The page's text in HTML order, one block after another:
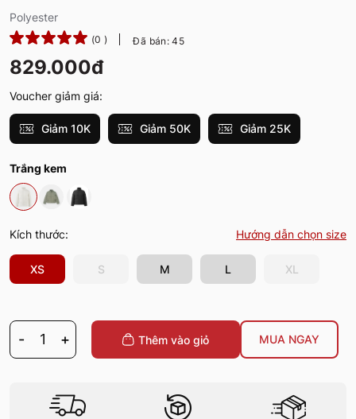
Polyester
(0 ) Đã bán: 45
829.000đ
Voucher giảm giá:
Giảm 10K Giảm 50K Giảm 25K
Trắng kem
Kích thước: Hướng dẫn chọn size
XS S M L XL
- 1 + Thêm vào giỏ MUA NGAY